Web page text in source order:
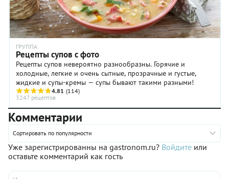
ГРУППА
Рецепты супов с фото
Рецепты супов невероятно разнообразны. Горячие и
холодные, легкие и очень сытные, прозрачные и густые,
жидкие и супы-кремы — супы бывают такими разными!
4.81 (114)
3247 рецептов
Комментарии
Сортировать по популярности
Уже зарегистрированны на gastronom.ru? Войдите или
оставьте комментарий как гость